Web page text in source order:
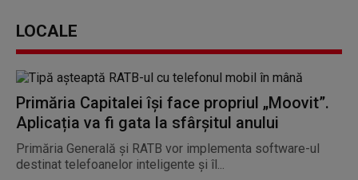
LOCALE
Primăria Capitalei își face propriul „Moovit”.
Aplicația va fi gata la sfârșitul anului
Primăria Generală și RATB vor implementa software-ul
destinat telefoanelor inteligente și îl...